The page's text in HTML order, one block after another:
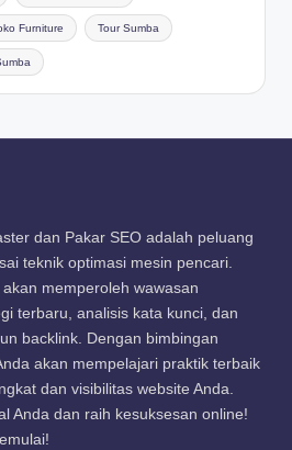
Furniture Tour Sumba
dan Pakar SEO adalah peluang
teknik optimasi mesin pencari.
memperoleh wawasan
terbaru, analisis kata kunci, dan
backlink. Dengan bimbingan
akan mempelajari praktik terbaik
dan visibilitas website Anda.
Anda dan raih kesuksesan online!